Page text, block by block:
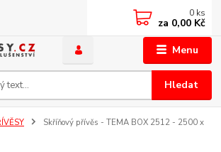
Menu
Hledat
0 ks
za 0,00 Kč
Skříňový přívěs - TEMA BOX 2512 - 2500 x